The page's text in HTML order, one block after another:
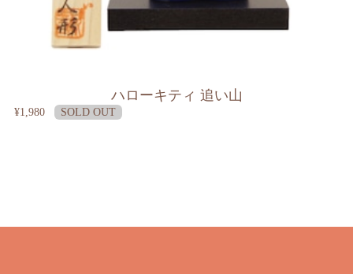
ハローキティ 追い山
¥1,980 SOLD OUT